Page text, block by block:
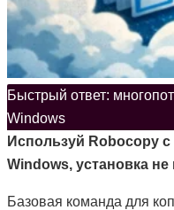
Быстрый ответ:
Windows
Используй Robocopy
Windows, установка не
Базовая команда для